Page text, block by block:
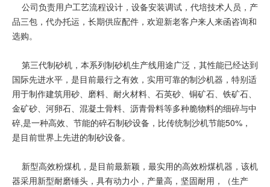
公司负责用户工艺流程设计，设备安装调试，代培技术人员，产
品三包，代办托运，长期供应配件，欢迎新老客户来人来函咨询和
选购。
第三代制砂机，本系列制砂机生产线用途广泛，其性能已经达到
国际先进水平，是目前最行之有效，实用可靠的制沙机器，特别适
用于制作建筑用砂、磨料、耐火材料、石英砂、铜矿石、铁矿石、
金矿砂、河卵石、混凝土骨料、沥青骨料等多种脆物料的细碎与中
碎,是一种高效、节能的碎石制砂设备，比传统制沙机节能50%，
是目前世界上先进的制砂设备。
新型高效粉煤机，是目前最新颖，最实用的高效粉煤机器，该机
器采用新型耐磨锤头，具有动力小，产量高，坚固耐用，（生产